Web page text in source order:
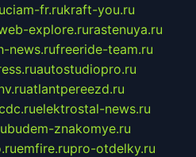
ciam-fr.rukraft-you.ru
explore.rurastenuya.ru
news.rufreeride-team.ru
autostudiopro.ru
atlantpereezd.ru
elektrostal-news.ru
budem-znakomye.ru
emfire.rupro-otdelky.ru